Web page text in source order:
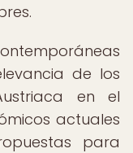
de los
en el
actuales
para